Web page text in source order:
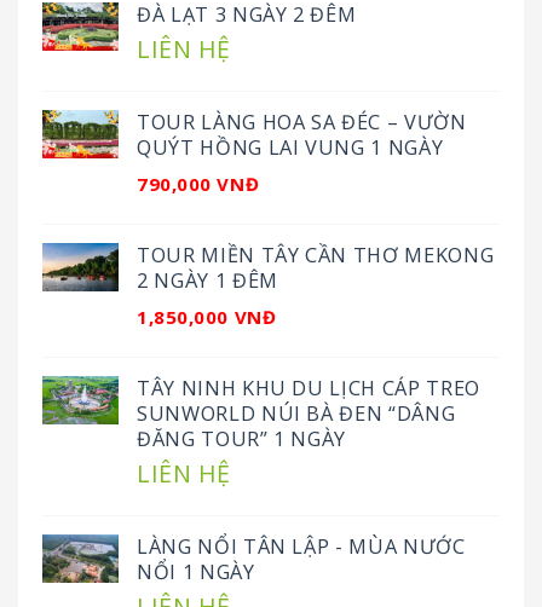
ĐÀ LẠT 3 NGÀY 2 ĐÊM
LIÊN HỆ
TOUR LÀNG HOA SA ĐÉC – VƯỜN
QUÝT HỒNG LAI VUNG 1 NGÀY
790,000 VNĐ
TOUR MIỀN TÂY CẦN THƠ MEKONG
2 NGÀY 1 ĐÊM
1,850,000 VNĐ
TÂY NINH KHU DU LỊCH CÁP TREO
SUNWORLD NÚI BÀ ĐEN “DÂNG
ĐĂNG TOUR” 1 NGÀY
LIÊN HỆ
LÀNG NỔI TÂN LẬP - MÙA NƯỚC
NỔI 1 NGÀY